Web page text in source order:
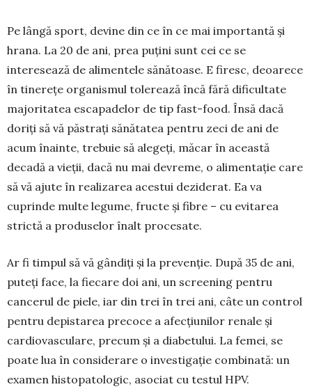
Pe lângă sport, devine din ce în ce mai impor­tantă și
hrana. La 20 de ani, prea puțini sunt cei ce se
interesează de alimentele sănătoase. E firesc, deoarece
în tinerețe organismul tolerează încă fără dificultate
majoritatea escapadelor de tip fast-food. Însă dacă
doriți să vă păstrați sănătatea pentru zeci de ani de
acum înainte, trebuie să ale­geți, măcar în această
decadă a vieții, dacă nu mai devreme, o alimen­tație care
să vă aju­te în realiza­rea a­ces­tui deziderat. Ea va
cuprinde multe legu­me, fructe și fibre – cu evitarea
strictă a pro­duselor înalt procesate.
Ar fi timpul să vă gândiți și la prevenție. După 35 de ani,
puteți face, la fiecare doi ani, un screening pentru
cancerul de piele, iar din trei în trei ani, câte un control
pentru depistarea precoce a afecțiunilor renale și
cardiovasculare, precum și a diabetului. La femei, se
poate lua în considerare o investigație combinată: un
examen histopato­logic, asociat cu testul HPV.